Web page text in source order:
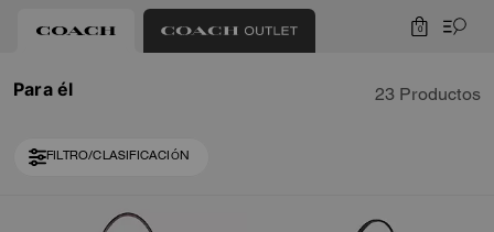
0
Para él 23 Productos
FILTRO/CLASIFICACIÓN
Loaded 3 more products, showing 23 items.